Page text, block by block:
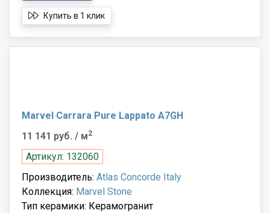
Купить в 1 клик
Marvel Carrara Pure Lappato A7GH
11 141 руб. / м2
Артикул: 132060
Производитель: Atlas Concorde Italy
Коллекция: Marvel Stone
Тип керамики: Керамогранит